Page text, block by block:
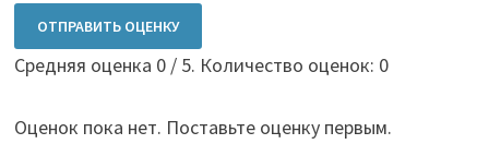
ОТПРАВИТЬ ОЦЕНКУ
Средняя оценка 0/ 5. Количество оценок: 0
Оценок пока нет. Поставьте оценку первым.